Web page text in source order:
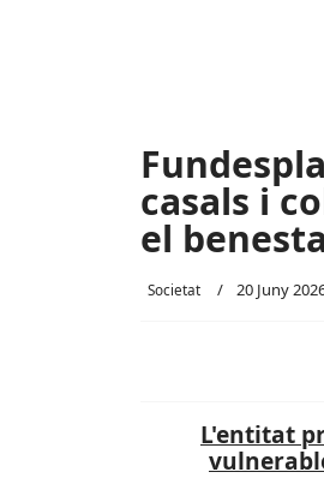
casals i
el
Societat 20 Juny
L'entitat